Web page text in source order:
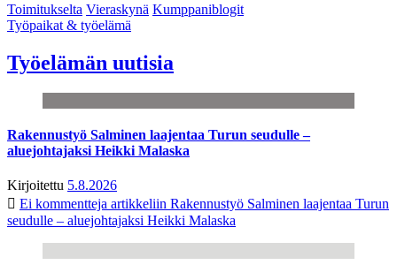
Toimitukselta Vieraskynä Kumppaniblogit
Työpaikat & työelämä
Työelämän uutisia
Rakennustyö Salminen laajentaa Turun seudulle –
aluejohtajaksi Heikki Malaska
Kirjoitettu 5.8.2026
Ei kommentteja artikkeliin Rakennustyö Salminen laajentaa Turun
seudulle – aluejohtajaksi Heikki Malaska